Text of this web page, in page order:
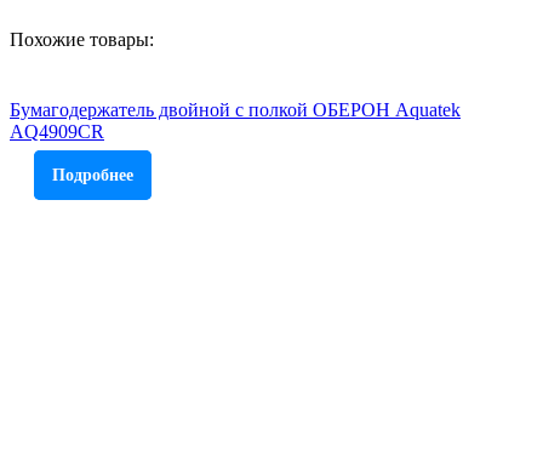
Похожие товары:
Бумагодержатель двойной с полкой ОБЕРОН Aquatek
AQ4909CR
Подробнее